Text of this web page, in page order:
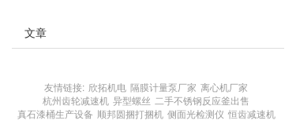
文章
友情链接: 欣拓机电 隔膜计量泵厂家 离心机厂家
杭州齿轮减速机 异型螺丝 二手不锈钢反应釜出售
真石漆桶生产设备 顺邦圆捆打捆机 侧面光检测仪 恒齿减速机